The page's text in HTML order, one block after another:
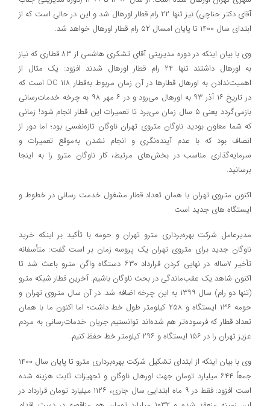
آقای دکتر حناچی) نیز تنها ۲۲ رام قطار اورهال شد و این در حالی است که از
ابتدای سال ۱۴۰۰ تا پایان امسال ۵۲ رام قطار اورهال خواهد شد.
وی با بیان اینکه در دوره مدیریتی آقای تشکری هاشمی از ۸۳ قطاری که نیاز
به اورهال داشتند تنها ۲۴ رام قطار اورهال شدند افزود: یک مثال از
اهمیت‌ندادن به اورهال قطارها در آن زمان مربوط به‌قطار ۱۱۸ DC است که
در تاریخ ۱۶ آذر ۹۳ به اورهال می‌رود و در ۶ مهر ۹۸ به چرخه خدمات‌رسانی
بازمی‌گردد یعنی ۵ سال زمان می‌برد تا تعمیرات این قطار انجام شود! زمانی
که شما معاون بودید ناوگان متروی تهران ناوگان تازه‌نفسی بود؛ اما دور از
انصاف بود که با عدم آینده‌نگری و انجام نشدن به‌موقع تعمیرات و
سرمایه‌گذاری مناسب در بخش‌های مرتبط، کار ناوگان مترو را به اینجا
برسانید.
اکنون متروی تهران با همان تعداد قطار مشغول خدمت رسانی در خطوط و
ایستگاه های جدید است
مدیرعامل شرکت بهره‌برداری مترو تهران و حومه با تأکید بر اینکه خرید
ناوگان جدید برای متروی تهران یک پروسه زمان بر است گفت: متأسفانه
تأخیر ۷ساله در نهایی کردن قرارداد ۶۳۰ دستگاه واگن مترو باعث شد تا
اکنون شاهد یک عقب‌ماندگی در بحث ناوگان باشیم. آخرين قطار شبكه مترو
(تنها دو رام) سال ۱۳۹۹ به اين چرخه اضافه شد. در آن سال متروی تهران و
حومه ۱۳۶ ایستگاه و ۲۵۸ کیلومتر طول خط داشت؛ اما اکنون ما با همان
تعداد قطار که فرسوده‌تر هم شده‌اند توانستیم جریان خدمات‌رسانی به مردم
عزیز تهران را در ۱۵۶ ایستگاه و ۲۹۶ کیلومتر خط حفظ کنیم.
وی با بیان اینکه از ابتدای تشکیل شرکت بهره‌برداری مترو تا پایان سال ۱۴۰۰
جمعاً ۶۴۴ میلیارد تومان جهت اورهال ناوگان و تجهیزات ثابت هزینه شده
است افزود: فقط در ۹ ماه ابتدایی سال جاری، ۱۱۲۶ میلیارد تومان قرارداد در